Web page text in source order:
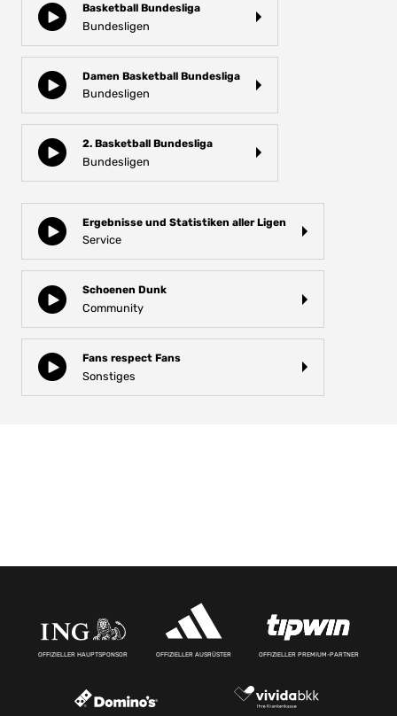
Basketball Bundesliga
Bundesligen
Damen Basketball Bundesliga
Bundesligen
2. Basketball Bundesliga
Bundesligen
Ergebnisse und Statistiken aller Ligen
Service
Schoenen Dunk
Community
Fans respect Fans
Sonstiges
OFFIZIELLER HAUPTSPONSOR OFFIZIELLER AUSRÜSTER OFFIZIELLER PREMIUM-PARTNER